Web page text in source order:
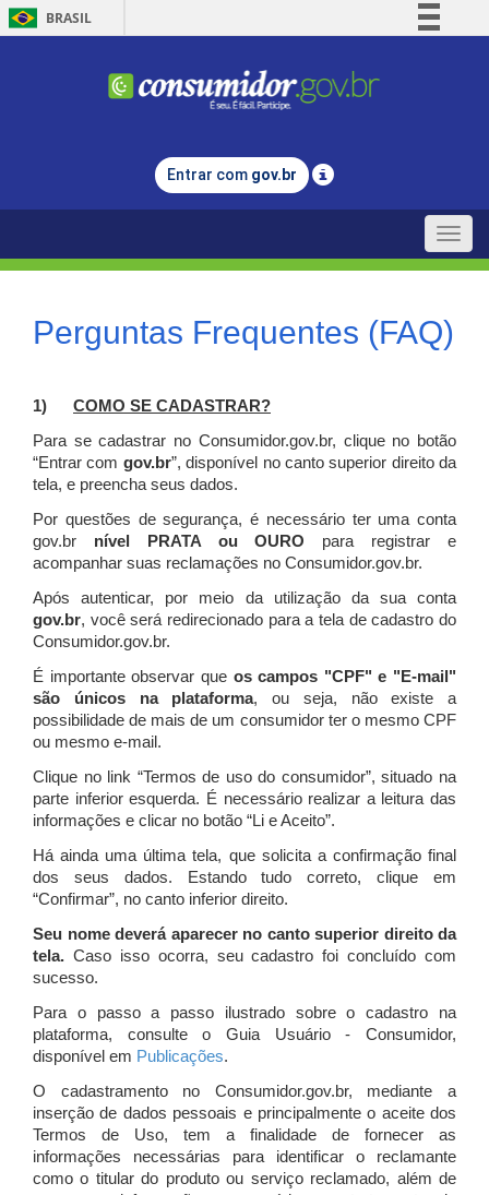
BRASIL
Comunica BR
Legislação
Entrar com gov.br
Toggle
Perguntas Frequentes (FAQ)
1) COMO SE CADASTRAR?
Para se cadastrar no Consumidor.gov.br, clique no botão
“Entrar com gov.br”, disponível no canto superior direito da
tela, e preencha seus dados.
Por questões de segurança, é necessário ter uma conta
gov.br nível PRATA ou OURO para registrar e
acompanhar suas reclamações no Consumidor.gov.br.
Após autenticar, por meio da utilização da sua conta
gov.br, você será redirecionado para a tela de cadastro do
Consumidor.gov.br.
É importante observar que os campos "CPF" e "E-mail"
são únicos na plataforma, ou seja, não existe a
possibilidade de mais de um consumidor ter o mesmo CPF
ou mesmo e-mail.
Clique no link “Termos de uso do consumidor”, situado na
parte inferior esquerda. É necessário realizar a leitura das
informações e clicar no botão “Li e Aceito”.
Há ainda uma última tela, que solicita a confirmação final
dos seus dados. Estando tudo correto, clique em
“Confirmar”, no canto inferior direito.
Seu nome deverá aparecer no canto superior direito da
tela. Caso isso ocorra, seu cadastro foi concluído com
sucesso.
Para o passo a passo ilustrado sobre o cadastro na
plataforma, consulte o Guia Usuário - Consumidor,
disponível em Publicações.
O cadastramento no Consumidor.gov.br, mediante a
inserção de dados pessoais e principalmente o aceite dos
Termos de Uso, tem a finalidade de fornecer as
informações necessárias para identificar o reclamante
como o titular do produto ou serviço reclamado, além de